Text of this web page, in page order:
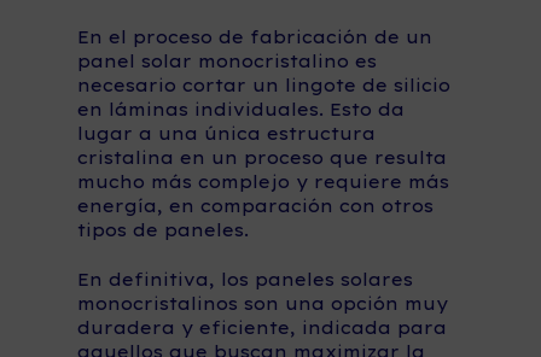
En el proceso de fabricación de un
panel solar monocristalino es
necesario cortar un lingote de silicio
en láminas individuales. Esto da
lugar a una única estructura
cristalina en un proceso que resulta
mucho más complejo y requiere más
energía, en comparación con otros
tipos de paneles.
En definitiva, los paneles solares
monocristalinos son una opción muy
duradera y eficiente, indicada para
aquellos que buscan maximizar la